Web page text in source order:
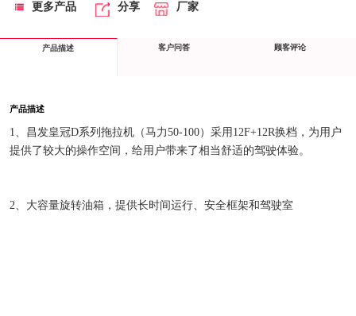
更多产品 分享 厂家
产品描述 客户问答 顾客评论
产品描述
1、昌发皇冠D系列拖拉机（马力50-100）采用12F+12R换档，为用户
提供了较大的操作空间，给用户带来了相当舒适的驾驶体验。
2、大容量旋转油箱，提供长时间运行、安全框架和驾驶室